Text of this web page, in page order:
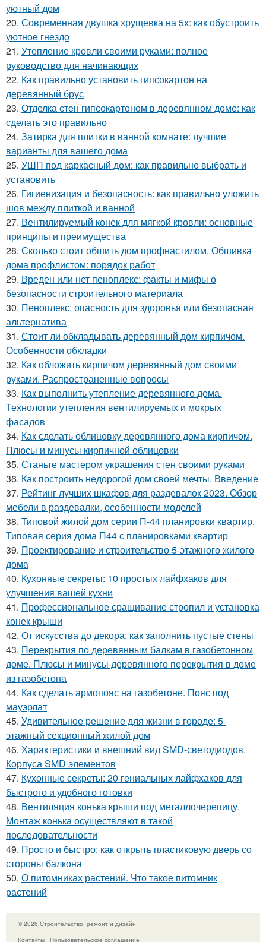
уютный дом
20. Современная двушка хрущевка на 5х: как обустроить
уютное гнездо
21. Утепление кровли своими руками: полное
руководство для начинающих
22. Как правильно установить гипсокартон на
деревянный брус
23. Отделка стен гипсокартоном в деревянном доме: как
сделать это правильно
24. Затирка для плитки в ванной комнате: лучшие
варианты для вашего дома
25. УШП под каркасный дом: как правильно выбрать и
установить
26. Гигиенизация и безопасность: как правильно уложить
шов между плиткой и ванной
27. Вентилируемый конек для мягкой кровли: основные
принципы и преимущества
28. Сколько стоит обшить дом профнастилом. Обшивка
дома профлистом: порядок работ
29. Вреден или нет пеноплекс: факты и мифы о
безопасности строительного материала
30. Пеноплекс: опасность для здоровья или безопасная
альтернатива
31. Стоит ли обкладывать деревянный дом кирпичом.
Особенности обкладки
32. Как обложить кирпичом деревянный дом своими
руками. Распространенные вопросы
33. Как выполнить утепление деревянного дома.
Технологии утепления вентилируемых и мокрых
фасадов
34. Как сделать облицовку деревянного дома кирпичом.
Плюсы и минусы кирпичной облицовки
35. Станьте мастером украшения стен своими руками
36. Как построить недорогой дом своей мечты. Введение
37. Рейтинг лучших шкафов для раздевалок 2023. Обзор
мебели в раздевалки, особенности моделей
38. Типовой жилой дом серии П-44 планировки квартир.
Типовая серия дома П44 с планировками квартир
39. Проектирование и строительство 5-этажного жилого
дома
40. Кухонные секреты: 10 простых лайфхаков для
улучшения вашей кухни
41. Профессиональное сращивание стропил и установка
конек крыши
42. От искусства до декора: как заполнить пустые стены
43. Перекрытия по деревянным балкам в газобетонном
доме. Плюсы и минусы деревянного перекрытия в доме
из газобетона
44. Как сделать армопояс на газобетоне. Пояс под
мауэрлат
45. Удивительное решение для жизни в городе: 5-
этажный секционный жилой дом
46. Характеристики и внешний вид SMD-светодиодов.
Корпуса SMD элементов
47. Кухонные секреты: 20 гениальных лайфхаков для
быстрого и удобного готовки
48. Вентиляция конька крыши под металлочерепицу.
Монтаж конька осуществляют в такой
последовательности
49. Просто и быстро: как открыть пластиковую дверь со
стороны балкона
50. О питомниках растений. Что такое питомник
растений
© 2026 Строительство, ремонт и дизайн
Контакты
Пользовательское соглашение